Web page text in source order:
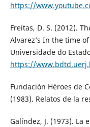
https://
Freitas, D. S. (2012).
Alvarez’s In the time
Universidade do
https://
Fundación Héroes de
(1983). Relatos de la
Galíndez, J. (1973). La